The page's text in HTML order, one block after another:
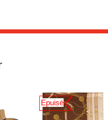
Epuisé